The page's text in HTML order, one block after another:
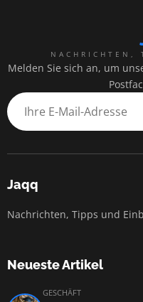
NACHRICHTEN,
Melden Sie sich an, um
Jaqq
Nachrichten, Tipps und
Neueste Artikel
GESCHÄFT